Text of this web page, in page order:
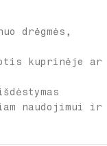
drėgmės,
kuprinėje ar
naudojimui ir